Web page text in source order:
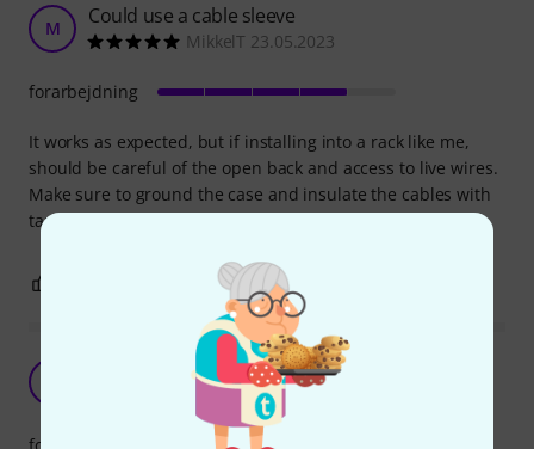
M Could use a cable sleeve
MikkelT 23.05.2023
It works as expected, but if installing into a rack like me,
should be careful of the open back and access to live wires.
Make sure to ground the case and insulate the cables with
tape and heatshrink.
forarbejdning
ANMELD BEDØMMELSE
Good Neutrik qualaty as always
Neutrik PowerCon 22.09.2024
forarbejdning